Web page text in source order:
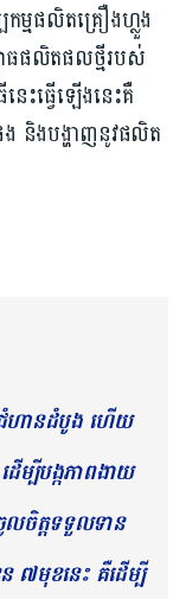
ម្មផលិតគ្រឿងហ្លួង
ោធផលិតផលថ្មីរបស់
ះធ្វើឡើងនេះគឺ
ង និងបង្ហាញនូវផលិត
ហានដំបូង ហើយ
ម្បីបង្កភាពងាយ
ចូលចិត្តទទួលទាន
៧មុខនេះ គឺដើម្បី